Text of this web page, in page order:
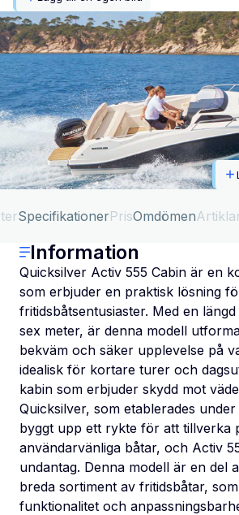
SpecifikationerPrisOmdömen
Information
Quicksilver Activ 555 Cabin är en
som erbjuder en praktisk lösning
fritidsbåtsentusiaster. Med en
sex meter, är denna modell
bekväm och säker upplevelse på
idealisk för kortare turer och
kabin som erbjuder skydd mot
Quicksilver, som etablerades
byggt upp ett rykte för att tillverka
användarvänliga båtar, och Activ
undantag. Denna modell är en del
breda sortiment av fritidsbåtar,
funktionalitet och